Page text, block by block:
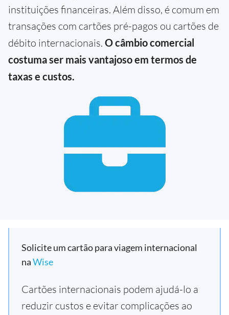
instituições financeiras. Além disso, é comum em
transações com cartões pré-pagos ou cartões de
débito internacionais. O câmbio comercial
costuma ser mais vantajoso em termos de
taxas e custos.
Solicite um cartão para viagem internacional
naWise
Cartões internacionais podem ajudá-lo a
reduzir custos e evitar complicações ao